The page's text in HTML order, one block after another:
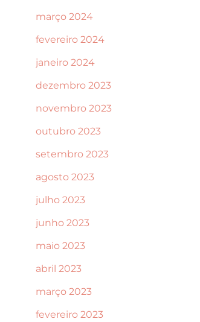
março 2024
fevereiro 2024
janeiro 2024
dezembro 2023
novembro 2023
outubro 2023
setembro 2023
agosto 2023
julho 2023
junho 2023
maio 2023
abril 2023
março 2023
fevereiro 2023